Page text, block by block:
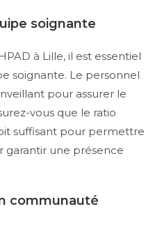
soignante
à Lille, il est essentiel
soignante. Le personnel
pour assurer le
vous que le ratio
suffisant pour permettre
garantir une présence
communauté